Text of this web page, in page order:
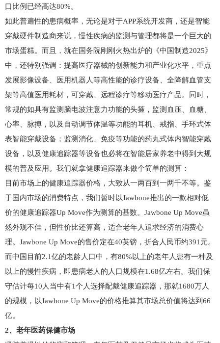
口比例已经高达80%。
如此普遍性的患病概率，无论是对于APP系统开发商，还是智能
穿戴硬件制造商来说，慢性疾病的监测与管理都将是一个巨大的
市场蛋糕。而且，就在国务院刚刚火热出炉的《中国制造2025》
中，还特别强调：提高医疗器械的创新能力和产业化水平，重点
发展影像设备、医用机器人等高性能的诊疗设备、全降解血管支
架等高值医用耗材，可穿戴、远程诊疗等移动医疗产品。同时，
常规的如具有监测脑电波注意力功能的头箍，监测血压、血糖、
心率、脉搏，以及自动调节体温等功能的耳机、戒指、手环式体
表智能穿戴设备；监测消化、免疫等功能的药丸式体内智能穿戴
设备，以及健康追踪器等设备也必将在智能居家养老中得到大规
模的普及应用。我们就拿健康追踪器来做个简单的测算：
目前市场上的健康追踪器价格，大致从一两百到一两千不等。鉴
于国内市场的消费特点，我们暂时以Jawbone推出的一款相对低
价的健康追踪器Up Move作为测算的基数。Jawbone Up Move虽
然外观不佳，但性价比还算高，适合老年人追求经济的消费心
理。Jawbone Up Move的售价定在40英镑，折合人民币约391元。
而中国目前2.1亿的老龄人口中，有80%以上的老年人患有一种及
以上的慢性疾病，即患病老人的人口规模在1.68亿左右。我们保
守估计每10人当中有1个人选择配戴健康追踪器，那就1680万人
的规模，以Jawbone Up Move的价格推算其市场总价值将达到66
亿。
2、老年医药保健市场